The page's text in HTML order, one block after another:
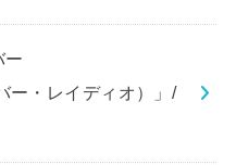
ー
ー・レイディオ）」/